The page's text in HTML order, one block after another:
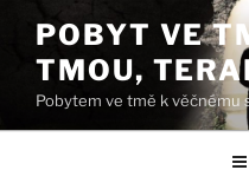
obsahu
webu
POBYT VE
TMOU,
Pobytem ve tmě k věčnému